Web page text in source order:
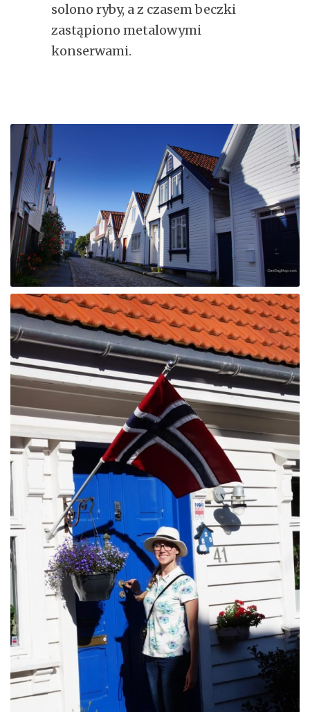
solono ryby, a z czasem beczki
zastąpiono metalowymi
konserwami.